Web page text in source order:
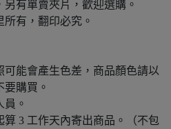
有單賣夾片，歡迎選購。
有，翻印必究。
能會產生色差，商品顏色請以
購買。
。
3 工作天內寄出商品。（不包